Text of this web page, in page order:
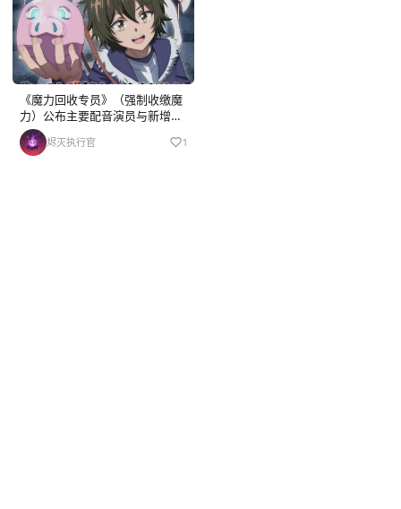
《魔力回收专员》（强制收缴魔
力）公布主要配音演员与新增制
作人员，这部由SynergySP制作
的奇幻战斗题材电视动画将于20
烬灭执行官 1